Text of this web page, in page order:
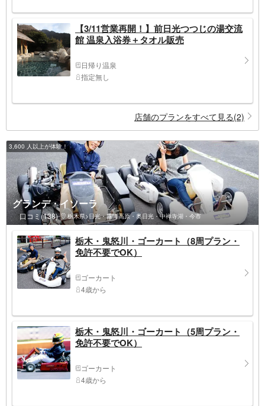
【3/11営業再開！】前日光つつじの湯交流
館 温泉入浴券＋タオル販売
日帰り温泉
指定無し
店舗のプランをすべて見る(2)
3,600 人以上が体験！
グランデ・イソーラ
口コミ(138) 栃木県>日光・霧降高原・奥日光・中禅寺湖・今市
栃木・鬼怒川・ゴーカート（8周プラン・
免許不要でOK）
ゴーカート
4歳から
栃木・鬼怒川・ゴーカート（5周プラン・
免許不要でOK）
ゴーカート
4歳から